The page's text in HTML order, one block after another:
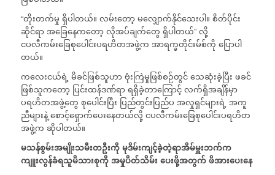
“တိုးတက်မှု ရှိပါတယ်။ လမ်းတော့ မလျှောက်နိုင်သေးပါ။ စိတ်ပိုင်း
ဆိုင်ရာ အခြေနေကတော့ လိုအပ်ချက်‌တွေ ရှိပါတယ်” လို့
ငပလီကမ်းခြေစုပေါင်းပရဟိတအဖွဲ့က အာရက္ခတိုင်းမ်စ်ကို‌ ပြောပါ
တယ်။
ကလေးငယ်ရဲ့ မိခင်ဖြစ်သူဟာ ဗုံးကြဲမှုဖြစ်စဉ်တွင် သေဆုံးခဲ့ပြီး ဖခင်
ဖြစ်သူ‌ကတော့ ပြင်းထန်ဒဏ်ရာ ရရှိခဲ့တာကြောင့် လက်ရှိအချိန်မှာ
ပရဟိတအဖွဲ့တွေ စုပေါင်းပြီး ပြည်တွင်းပြည်ပ အလှုရှင်များရဲ့ အကူ
ညီများနဲ့ စောင့်ရှောက်ပေးနေတယ်လို့ ငပလီကမ်းခြေစုပေါင်းပရဟိတ
အဖွဲ့က ဆိုပါတယ်။
မသန်စွမ်းအမျိုးသမီးတဦးကို မုဒိမ်းကျင့်ခဲ့တဲ့ရာအိမ်မှူးဘက်က
ကျူးလွန်ခံရသူမိသားစုကို အမှုပိတ်သိမ်း ပေးဖို့အတွက် ဖိအားပေးနေ